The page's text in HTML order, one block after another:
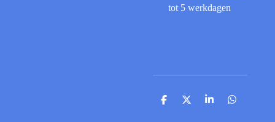
tot 5 werkdagen
D
D
S
D